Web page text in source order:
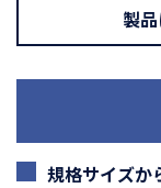
製
規格サイズか